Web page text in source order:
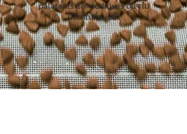
palatants และ additives อื่นๆ ใน
ปริมาณที่แม่นยำ